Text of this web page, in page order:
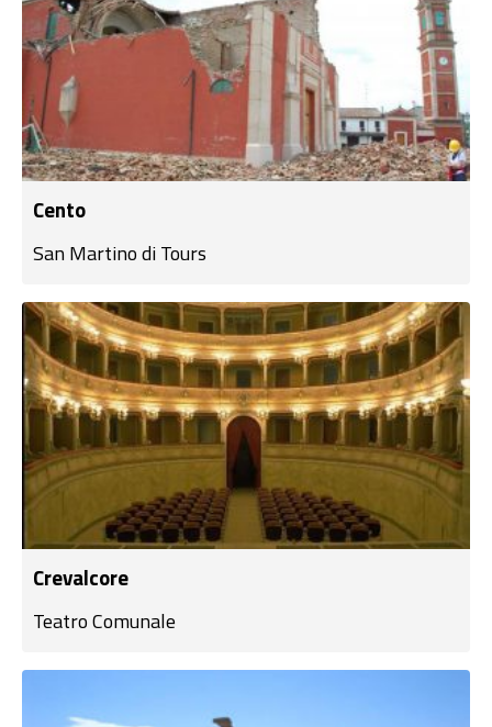
Cento
San Martino di Tours
Crevalcore
Teatro Comunale